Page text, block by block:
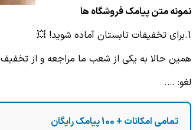
نمونه متن پیامک فروشگاه ها
1.برای تخفیفات تابستان آماده شوید! 💥
همین حالا به یکی از شعب ما مراجعه و از تخفیف 10 درصدی روی محصولات (نام محصولات) استفاده کنید.🎁
لغو: ….
تمامی امکانات + 100 پیامک رایگان